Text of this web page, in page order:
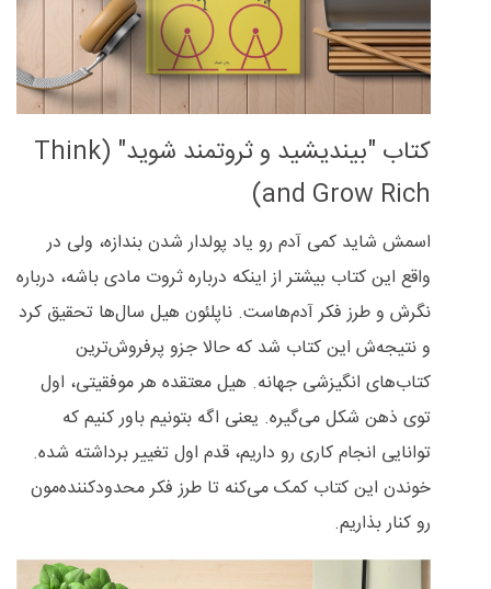
کتاب "بیندیشید و ثروتمند شوید" (Think
and Grow Rich)
اسمش شاید کمی آدم رو یاد پولدار شدن بندازه، ولی در
واقع این کتاب بیشتر از اینکه درباره ثروت مادی باشه، درباره
نگرش و طرز فکر آدم‌هاست. ناپلئون هیل سال‌ها تحقیق کرد
و نتیجه‌ش این کتاب شد که حالا جزو پرفروش‌ترین
کتاب‌های انگیزشی جهانه. هیل معتقده هر موفقیتی، اول
توی ذهن شکل می‌گیره. یعنی اگه بتونیم باور کنیم که
توانایی انجام کاری رو داریم، قدم اول تغییر برداشته شده.
خوندن این کتاب کمک می‌کنه تا طرز فکر محدودکننده‌مون
رو کنار بذاریم.